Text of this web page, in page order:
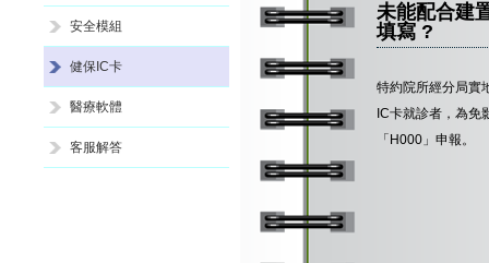
安全模組
健保IC卡
醫療軟體
客服解答
未能配合建
填寫 ?
特約院所經分局實
IC卡就診者，為免
「H000」申報。